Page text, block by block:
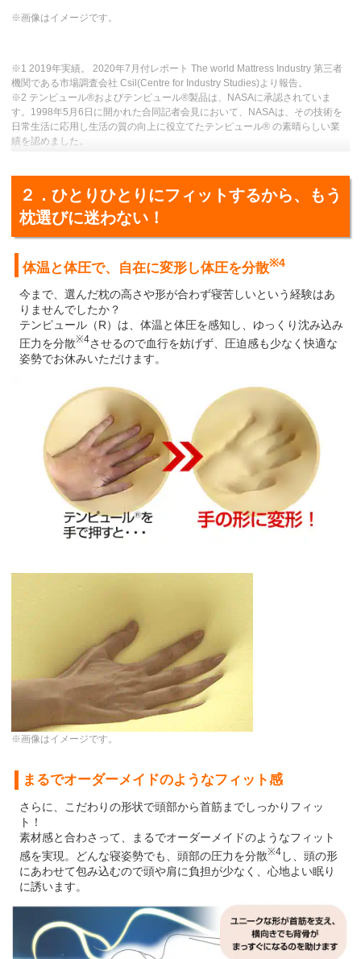
※画像はイメージです。
※1 2019年実績。 2020年7月付レポート The world Mattress Industry 第三者
機関である市場調査会社 Csil(Centre for Industry Studies)より報告。
※2 テンピュール®およびテンピュール®製品は、NASAに承認されていま
す。1998年5月6日に開かれた合同記者会見において、NASAは、その技術を
日常生活に応用し生活の質の向上に役立てたテンピュール® の素晴らしい業
績を認めました。
２．ひとりひとりにフィットするから、もう
枕選びに迷わない！
体温と体圧で、自在に変形し体圧を分散※4
今まで、選んだ枕の高さや形が合わず寝苦しいという経験はあ
りませんでしたか？
テンピュール（R）は、体温と体圧を感知し、ゆっくり沈み込み
圧力を分散※4させるので血行を妨げず、圧迫感も少なく快適な
姿勢でお休みいただけます。
※画像はイメージです。
まるでオーダーメイドのようなフィット感
さらに、こだわりの形状で頭部から首筋までしっかりフィッ
ト！
素材感と合わさって、まるでオーダーメイドのようなフィット
感を実現。どんな寝姿勢でも、頭部の圧力を分散※4 し、頭の形
にあわせて包み込むので頭や肩に負担が少なく、心地よい眠り
に誘います。